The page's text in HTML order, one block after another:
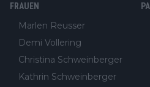
FRAUEN
Marlen Reusser
Demi Vollering
Christina Schweinberger
Kathrin Schweinberger